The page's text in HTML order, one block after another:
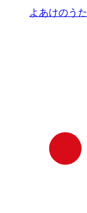
よあけのうた